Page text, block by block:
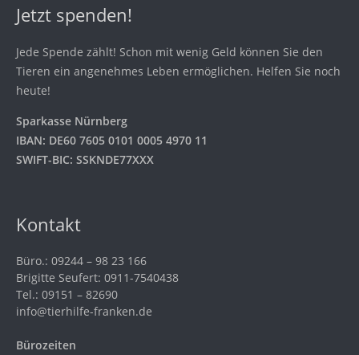
Jetzt spenden!
Jede Spende zählt! Schon mit wenig Geld können Sie den
Tieren ein angenehmes Leben ermöglichen. Helfen Sie noch
heute!
Sparkasse Nürnberg
IBAN: DE60 7605 0101 0005 4970 11
SWIFT-BIC: SSKNDE77XXX
Kontakt
Büro.: 09244 – 98 23 166
Brigitte Seufert: 0911-7540438
Tel.: 09151 – 82690
info@tierhilfe-franken.de
Bürozeiten